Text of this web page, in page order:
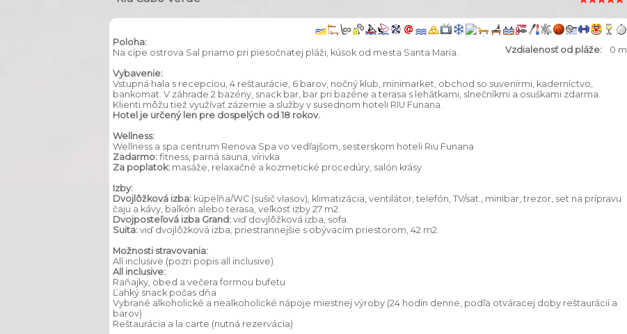
Vzdialenosť od pláže: 0 m
Poloha:
Na cípe ostrova Sal priamo pri piesočnatej pláži, kúsok od mesta Santa Maria.
Vybavenie:
Vstupná hala s recepciou, 4 reštaurácie, 6 barov, nočný klub, minimarket, obchod so suvenírmi, kaderníctvo,
bankomat. V záhrade 2 bazény, snack bar, bar pri bazéne a terasa s lehátkami, slnečníkmi a osuškami zdarma.
Klienti môžu tiež využívať zázemie a služby v susednom hoteli RIU Funana.
Hotel je určený len pre dospelých od 18 rokov.
Wellness:
Wellness a spa centrum Renova Spa vo vedľajšom, sesterskom hoteli Riu Funana
Zadarmo: fitness, parná sauna, vírivka
Za poplatok: masáže, relaxačné a kozmetické procedúry, salón krásy
Izby:
Dvojlôžková izba: kúpeľňa/WC (sušič vlasov), klimatizácia, ventilátor, telefón, TV/sat., minibar, trezor, set na prípravu
čaju a kávy, balkón alebo terasa, veľkosť izby 27 m2.
Dvojposteľová izba Grand: viď dovjlôžková izba, sofa.
Suita: viď dvojlôžková izba, priestrannejšie s obývacím priestorom, 42 m2.
Možnosti stravovania:
All inclusive (pozri popis all inclusive).
All inclusive:
Raňajky, obed a večera formou bufetu
Ľahký snack počas dňa
Vybrané alkoholické a nealkoholické nápoje miestnej výroby (24 hodín denne, podľa otváracej doby reštaurácií a
barov)
Reštaurácia a la carte (nutná rezervácia)